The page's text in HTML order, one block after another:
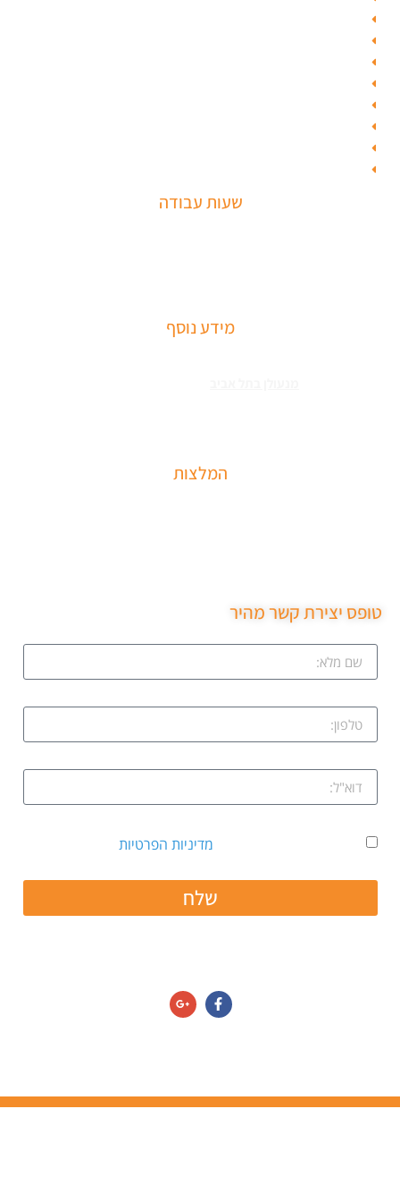
מנעולן בכפר סבא
מנעולן ברמת השרון
מנעולן בהוד השרון
מנעולן ברמת אביב
קורס מנעולן
בחירת מנעולן
מחסום חניה
חנות מולטילוק
שעות עבודה
מידע נוסף
המלצות
יצירת קשר מהיר
אני מאשר קבלת דיוור ואת מדיניות הפרטיות
שלח